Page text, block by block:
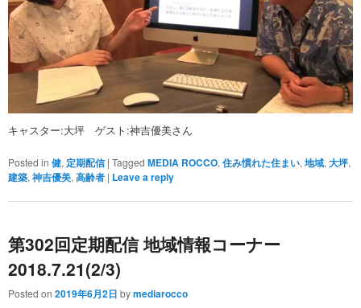
キャスター:大坪 ゲスト:神吉優美さん
Posted in 健, 定期配信 |Tagged MEDIA ROCCO,住み慣れた住まい,地域,大坪,
建築,神吉優美,高齢者 | Leave a reply
第302回定期配信 地域情報コーナー
2018.7.21(2/3)
Posted on2019年6月2日 bymediarocco